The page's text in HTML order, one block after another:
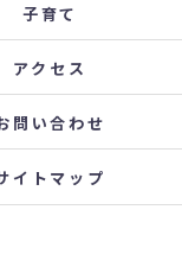
子育て
アクセス
問い合わせ
イトマップ